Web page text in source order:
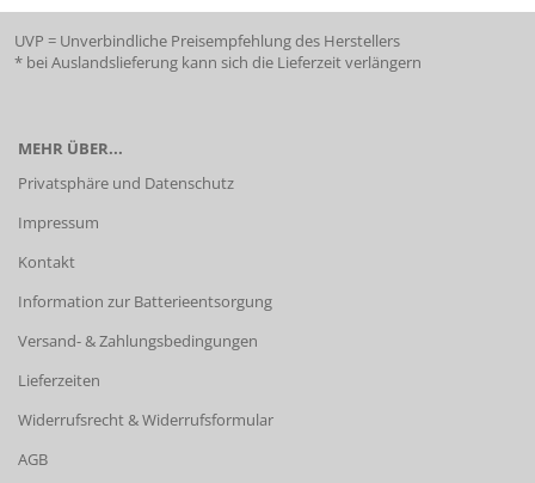
UVP = Unverbindliche Preisempfehlung des Herstellers
* bei Auslandslieferung kann sich die Lieferzeit verlängern
MEHR ÜBER...
Privatsphäre und Datenschutz
Impressum
Kontakt
Information zur Batterieentsorgung
Versand- & Zahlungsbedingungen
Lieferzeiten
Widerrufsrecht & Widerrufsformular
AGB